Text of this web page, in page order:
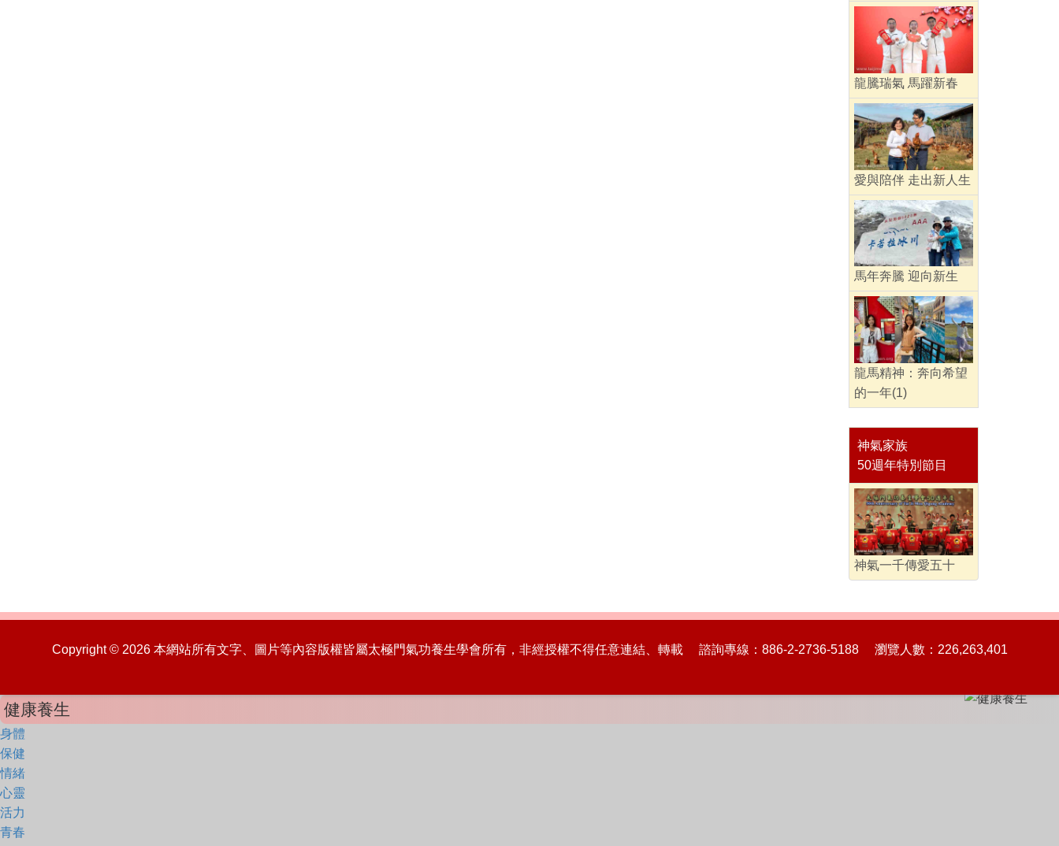
龍騰瑞氣 馬躍新春
愛與陪伴 走出新人生
馬年奔騰 迎向新生
龍馬精神：奔向希望
的一年(1)
神氣家族
50週年特別節目
神氣一千傳愛五十
Copyright © 2026 本網站所有文字、圖片等內容版權皆屬太極門氣功養生學會所有，非經授權不得任意連結、轉載 諮詢專線：886-2-2736-5188 瀏覽人數：226,263,401
健康養生
身體
保健
情緒
心靈
活力
青春